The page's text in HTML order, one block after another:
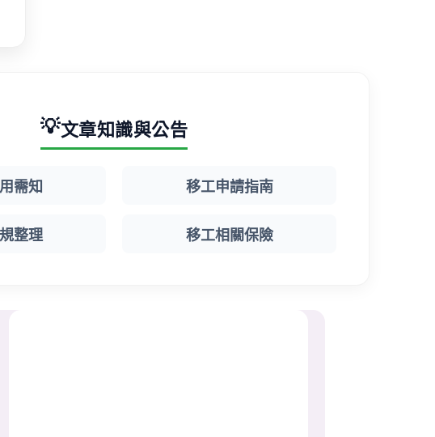
💡文章知識與公告
需知 移工申請指南
整理 移工相關保險